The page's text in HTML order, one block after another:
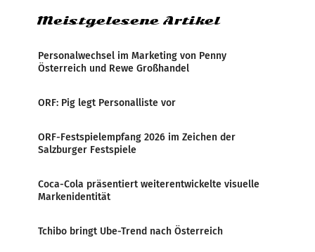
Meistgelesene Artikel
Personalwechsel im Marketing von Penny
Österreich und Rewe Großhandel
ORF: Pig legt Personalliste vor
ORF-Festspielempfang 2026 im Zeichen der
Salzburger Festspiele
Coca-Cola präsentiert weiterentwickelte visuelle
Markenidentität
Tchibo bringt Ube-Trend nach Österreich